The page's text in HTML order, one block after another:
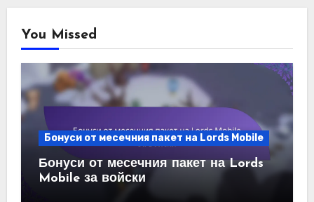
You Missed
Бонуси от месечния пакет на Lords Mobile
Бонуси от месечния пакет на Lords
Mobile за войски